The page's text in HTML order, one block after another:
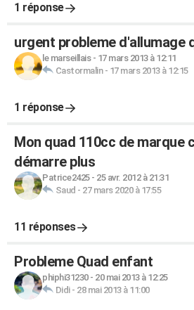
1 réponse
urgent probleme d'allumage
le marseillais- 17 mars 2013 à 12:11
Castormalin- 17 mars 2013 à 12:15
1 réponse
Mon quad 110cc de marque
démarre plus
Patrice2425- 25 avr. 2012 à 21:31
Saud - 27 mars 2020 à 17:55
11 réponses
Probleme Quad enfant
phiphi31230- 20 mai 2013 à 12:25
Didi- 28 mai 2013 à 11:00